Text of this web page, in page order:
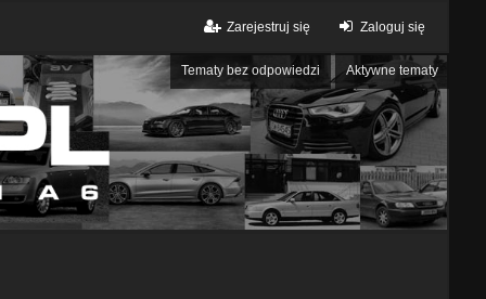
Zaloguj się
Zarejestruj się
Tematy bez odpowiedzi Aktywne tematy